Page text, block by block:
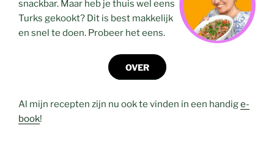
snackbar. Maar heb je thuis wel eens
Turks gekookt? Dit is best makkelijk
en snel te doen. Probeer het eens.
OVER
Al mijn recepten zijn nu ook te vinden in een handige-
book!